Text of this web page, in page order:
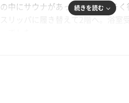
中にサウナがあったのでさっそ
リッパに履き替えて2階へ。浴
埋め込みの電熱器仕様。広くと
配の方でも安全に入れるように
続きを読む